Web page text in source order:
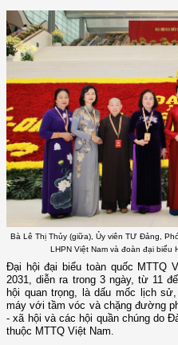
Bà Lê Thị Thủy (giữa), Ủy viên TƯ Đảng,
LHPN Việt Nam và đoàn đại biểu
Đại hội đại biểu toàn quốc MTTQ
2031, diễn ra trong 3 ngày, từ 11
hội quan trọng, là dấu mốc lịch
máy với tầm vóc và chặng đường
- xã hội và các hội quần chúng do
thuộc MTTQ Việt Nam.